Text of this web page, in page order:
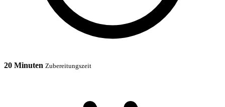
20 Minuten Zubereitungszeit